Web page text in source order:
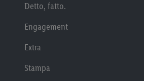
Detto, fatto.
Engagement
Extra
Stampa